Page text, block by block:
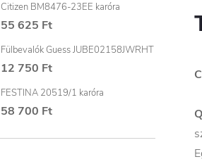
Citizen BM8476-23EE karóra
55 625 Ft
Fülbevalók Guess JUBE02158JWRHT
12 750 Ft
FESTINA 20519/1 karóra
58 700 Ft